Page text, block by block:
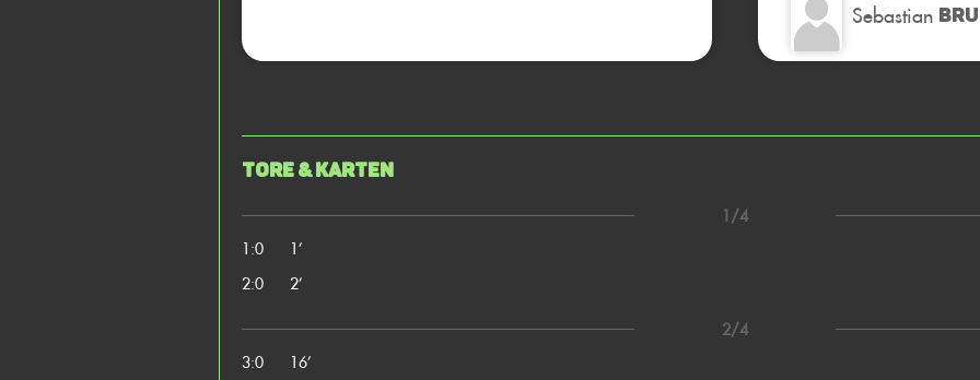
Sebastian
Tore & Karten
1/4
1:0
1’
2:0
2’
2/4
3:0
16’